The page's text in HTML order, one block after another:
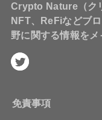
Crypto Nature（ク
NFT、ReFiなどブ
野に関する情報をメ
免責事項